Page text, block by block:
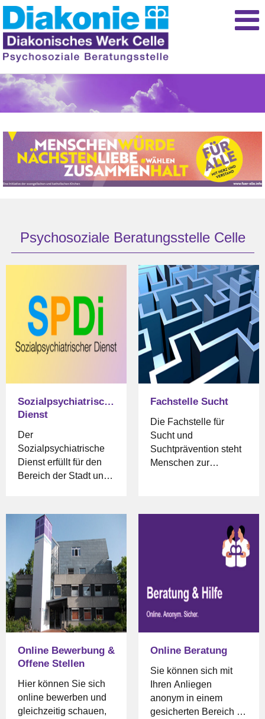
Psychosoziale Beratungsstelle Celle
Sozialpsychiatrischer
Dienst
Der
Sozialpsychiatrische
Dienst erfüllt für den
Bereich der Stadt und
I des
Niedersächsischen
Gesetzes über Hilfen
für Psychisch Kranke
und
Schutzmaßnahmen
(NPsychKG). In einem
öffentlich-rechtlichen
Vertrag hat der
Aufgaben an den Ev.-
luth. Kirchenkreis
Celle übertragen.
Fachstelle Sucht
Die Fachstelle für
Sucht und
Suchtprävention steht
Menschen zur
Suchtmittelmissbrauch
Glücksspiel) haben.
Online Bewerbung &
Offene Stellen
Hier können Sie sich
online bewerben und
gleichzeitig schauen,
Online Beratung
Sie können sich mit
Ihren Anliegen
anonym in einem
gesicherten Bereich an